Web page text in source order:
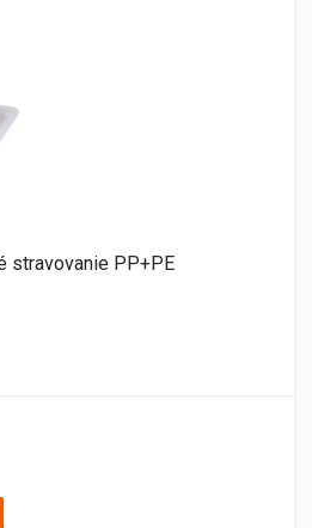
stravovanie PP+PE